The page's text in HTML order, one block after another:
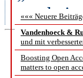
««« Neuere
Vandenhoeck &
und mit
Boosting Open
matters to open